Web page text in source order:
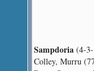
Sampdoria (4-
Colley, Murru